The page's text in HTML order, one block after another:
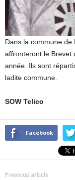
Dans la commune de
affronteront le Brevet
année. Ils sont
ladite commune.
SOW Telico
Facebook
Previous article